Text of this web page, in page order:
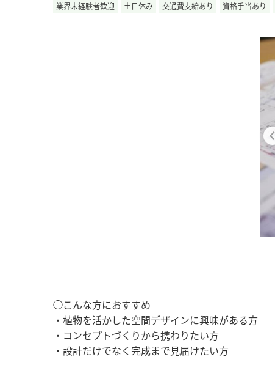
業界未経験者歓迎 土日休み 交通費支給あり 資格手当あり
◯こんな方におすすめ
・植物を活かした空間デザインに興味がある方
・コンセプトづくりから携わりたい方
・設計だけでなく完成まで見届けたい方